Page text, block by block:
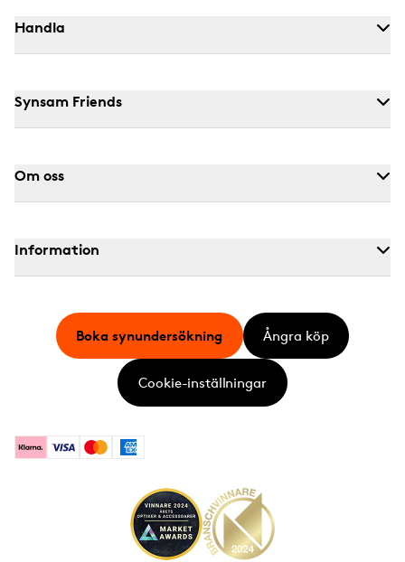
Handla
Synsam Friends
Om oss
Information
KlarnaVisa MastercardAmerican Express
Boka synundersökning Ångra köp
Cookie-inställningar